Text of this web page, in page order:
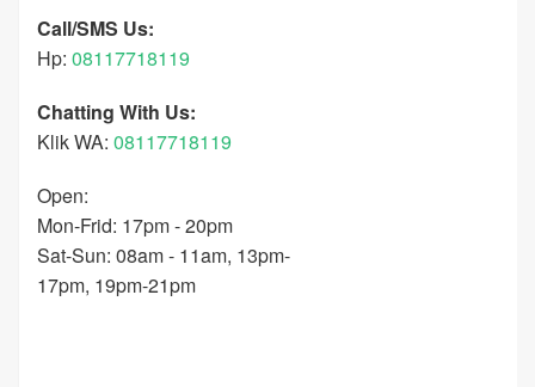
Call/SMS Us:
Hp: 08117718119
Chatting With Us:
Klik WA: 08117718119
Open:
Mon-Frid: 17pm - 20pm
Sat-Sun: 08am - 11am, 13pm-
17pm, 19pm-21pm